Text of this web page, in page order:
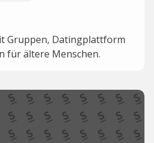
Gruppen, Datingplattform
für ältere Menschen.